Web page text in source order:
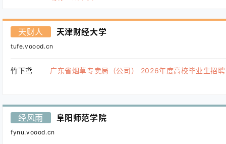
天财人 天津财经大学
tufe.voood.cn
竹下鸢 广东省烟草专卖局（公司） 2026年度高校毕业生招
经风雨 阜阳师范学院
fynu.voood.cn